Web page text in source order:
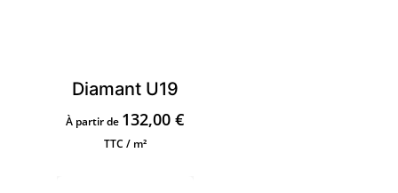
Diamant U19
À partir de 132,00€
TTC / m²